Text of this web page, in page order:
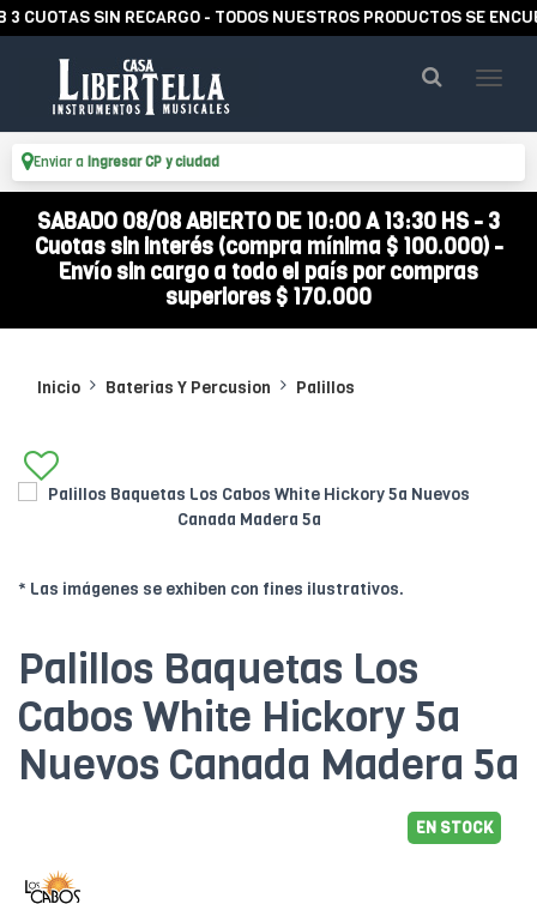
SIN RECARGO - TODOS NUESTROS PRODUCTOS SE
Enviar a Ingresar CP y ciudad
SABADO 08/08 ABIERTO DE 10:00 A 13:30 HS - 3
Cuotas sin interés (compra mínima $ 100.000) -
Envío sin cargo a todo el país por compras
superiores $ 170.000
Inicio Baterias Y Percusion Palillos
* Las imágenes se exhiben con fines ilustrativos.
Palillos Baquetas Los
Cabos White Hickory 5a
Nuevos Canada Madera 5a
EN STOCK